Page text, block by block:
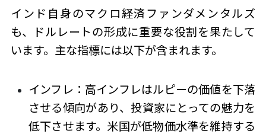
インド自身のマクロ経済ファンダメンタルズ
も、ドルレートの形成に重要な役割を果たして
います。主な指標には以下が含まれます。
インフレ：高インフレはルピーの価値を下落
させる傾向があり、投資家にとっての魅力を
低下させます。米国が低物価水準を維持する